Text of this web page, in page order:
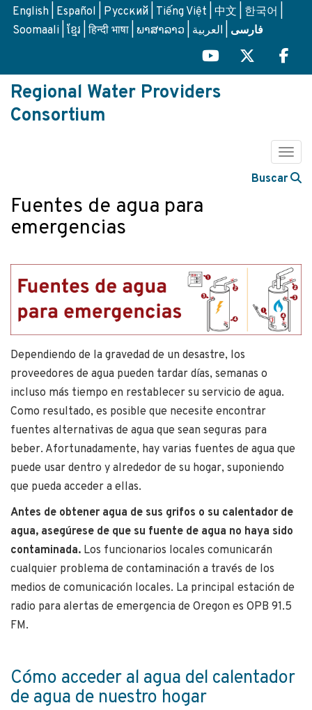
SkipEnglish Español Русский Tiếng Việt 中文
한국어
Soomaali ខ្មែរ हिन्दी भाषा ພາສາລາວ العربية فارسی
Regional Water Providers
Consortium
Buscar
Fuentes de agua para
emergencias
Dependiendo de la gravedad de un desastre, los
proveedores de agua pueden tardar días, semanas o
incluso más tiempo en restablecer su servicio de agua.
Como resultado, es posible que necesite encontrar
fuentes alternativas de agua que sean seguras para
beber. Afortunadamente, hay varias fuentes de agua que
puede usar dentro y alrededor de su hogar, suponiendo
que pueda acceder a ellas.
Antes de obtener agua de sus grifos o su calentador de
agua, asegúrese de que su fuente de agua no haya sido
contaminada. Los funcionarios locales comunicarán
cualquier problema de contaminación a través de los
medios de comunicación locales. La principal estación de
radio para alertas de emergencia de Oregon es OPB 91.5
FM.
Cómo acceder al agua del calentador
de agua de nuestro hogar